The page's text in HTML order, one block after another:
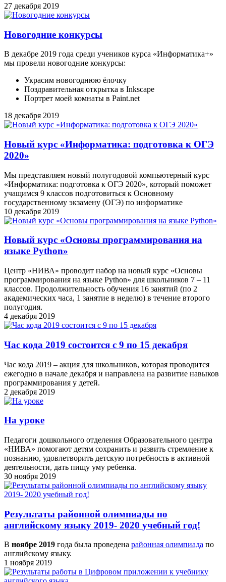
27 декабря 2019
Новогодние конкурсы
В декабре 2019 года среди учеников курса «Информатика+»
мы провели новогодние конкурсы:
Украсим новогоднюю ёлочку
Поздравительная открытка в Inkscape
Портрет моей комнаты в Paint.net
18 декабря 2019
Новый курс «Информатика: подготовка к ОГЭ
2020»
Мы представляем новый полугодовой компьютерный курс
«Информатика: подготовка к ОГЭ 2020», который поможет
учащимся 9 классов подготовиться к Основному
государственному экзамену (ОГЭ) по информатике
10 декабря 2019
Новый курс «Основы программирования на
языке Python»
Центр «НИВА» проводит набор на новый курс «Основы
программирования на языке Python» для школьников 7 – 11
классов. Продолжительность обучения 16 занятий (по 2
академических часа, 1 занятие в неделю) в течение второго
полугодия.
4 декабря 2019
Час кода 2019 состоится с 9 по 15 декабря
Час кода 2019 – акция для школьников, которая проводится
ежегодно в начале декабря и направлена на развитие навыков
программирования у детей.
2 декабря 2019
На уроке
Педагоги дошкольного отделения Образовательного центра
«НИВА» помогают детям сохранить и развить стремление к
познанию, удовлетворить детскую потребность в активной
деятельности, дать пищу уму ребенка.
30 ноября 2019
Результаты районной олимпиады по
английскому языку 2019- 2020 учебный год!
В ноябре 2019 года была проведена районная олимпиада по
английскому языку.
1 ноября 2019